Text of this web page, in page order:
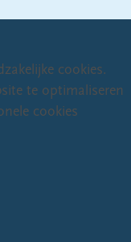
cookies.
te optimaliseren
cookies